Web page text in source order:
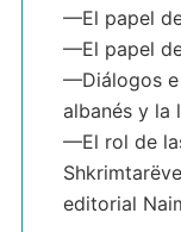
—El papel
—El papel
—Diálogos e
albanés y la
—El rol de
editorial